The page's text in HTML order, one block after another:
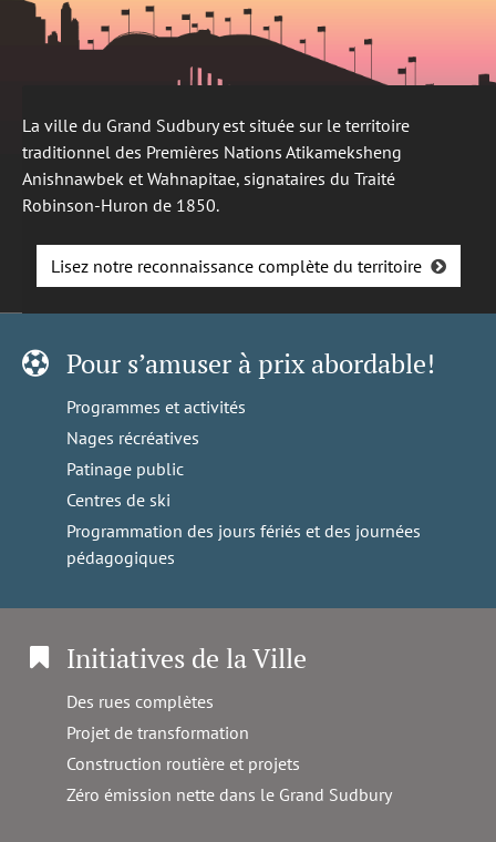
La ville du Grand Sudbury est située sur le territoire
traditionnel des Premières Nations Atikameksheng
Anishnawbek et Wahnapitae, signataires du Traité
Robinson-Huron de 1850.
Lisez notre reconnaissance complète du territoire
Pour s’amuser à prix abordable!
Programmes et activités
Nages récréatives
Patinage public
Centres de ski
Programmation des jours fériés et des journées
pédagogiques
Initiatives de la Ville
Des rues complètes
Projet de transformation
Construction routière et projets
Zéro émission nette dans le Grand Sudbury